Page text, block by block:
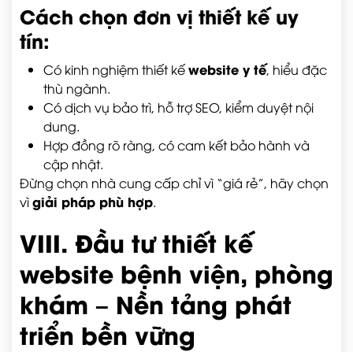
Cách chọn đơn vị thiết kế uy
tín:
Có kinh nghiệm thiết kếwebsite y tế, hiểu đặc
thù ngành.
Có dịch vụ bảo trì, hỗ trợ SEO, kiểm duyệt nội
dung.
Hợp đồng rõ ràng, có cam kết bảo hành và
cập nhật.
Đừng chọn nhà cung cấp chỉ vì “giá rẻ”, hãy chọn
vìgiải pháp phù hợp.
VIII. Đầu tư thiết kế
website bệnh viện, phòng
khám – Nền tảng phát
triển bền vững